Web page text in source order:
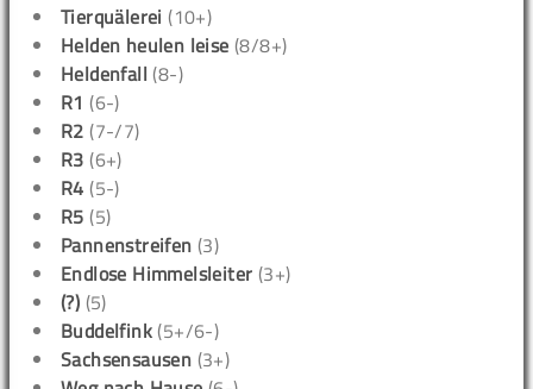
Tierquälerei (10+)
Helden heulen leise (8/8+)
Heldenfall (8-)
R1 (6-)
R2 (7-/7)
R3 (6+)
R4 (5-)
R5 (5)
Pannenstreifen (3)
Endlose Himmelsleiter (3+)
(?) (5)
Buddelfink (5+/6-)
Sachsensausen (3+)